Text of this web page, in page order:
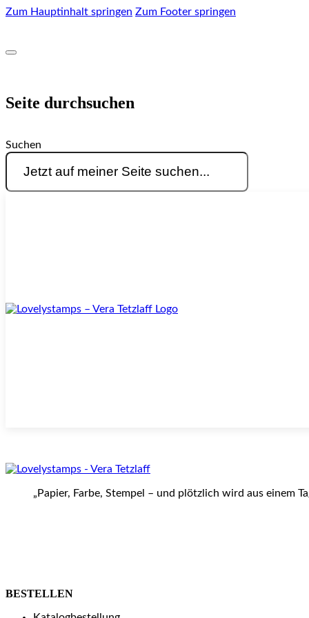
Zum Hauptinhalt springen Zum Footer springen
Seite durchsuchen
Suchen
„Papier, Farbe, Stempel – und plötzlich wird aus einem
BESTELLEN